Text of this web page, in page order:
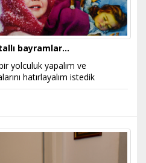
bayramlar…
yolculuk yapalım ve
hatırlayalım istedik